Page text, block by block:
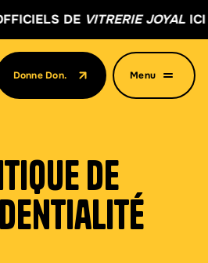
JOYAL ICI !
Donne Don.
(Ouvre dans un nouvel onglet)
Menu
de